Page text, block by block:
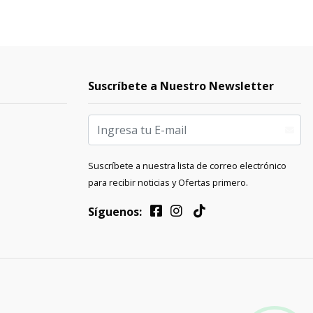
Suscríbete a Nuestro Newsletter
Suscríbete a nuestra lista de correo electrónico
para recibir noticias y Ofertas primero.
Síguenos: